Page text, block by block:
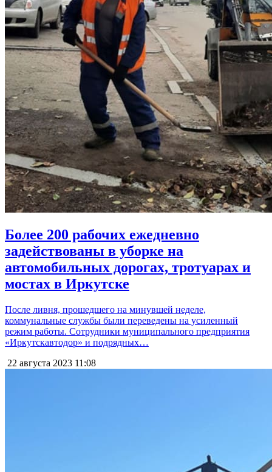
Более 200 рабочих ежедневно
задействованы в уборке на
автомобильных дорогах, тротуарах и
мостах в Иркутске
После ливня, прошедшего на минувшей неделе,
коммунальные службы были переведены на усиленный
режим работы. Сотрудники муниципального предприятия
«Иркутскавтодор» и подрядных…
22 августа 2023 11:08